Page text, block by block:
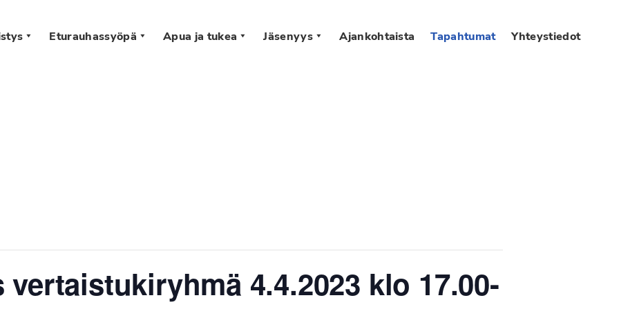
Eturauhassyöpä Apua ja tukea Jäsenyys Ajankohtaista Tapahtumat Yhteystiedot
vertaistukiryhmä 4.4.2023 klo 17.00-